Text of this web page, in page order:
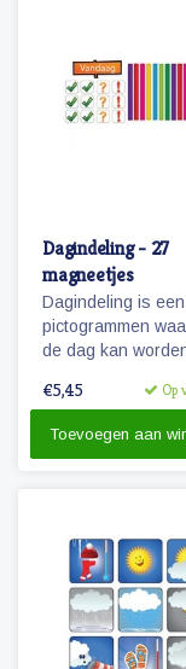
Dagindeling - 27
magneetjes
Dagindeling is
pictogrammen
de dag kan
onderverdeeld en
worden
€5,45 Op
Toevoegen aan